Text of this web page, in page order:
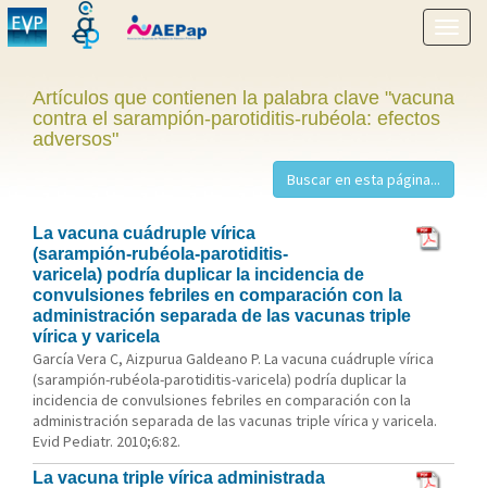
menú
Artículos que contienen la palabra clave "vacuna
contra el sarampión-parotiditis-rubéola: efectos
adversos"
La vacuna cuádruple vírica
(sarampión-rubéola-parotiditis-
varicela) podría duplicar la incidencia de
convulsiones febriles en comparación con la
administración separada de las vacunas triple
vírica y varicela
García Vera C, Aizpurua Galdeano P. La vacuna cuádruple vírica
(sarampión-rubéola-parotiditis-varicela) podría duplicar la
incidencia de convulsiones febriles en comparación con la
administración separada de las vacunas triple vírica y varicela.
Evid Pediatr. 2010;6:82.
La vacuna triple vírica administrada